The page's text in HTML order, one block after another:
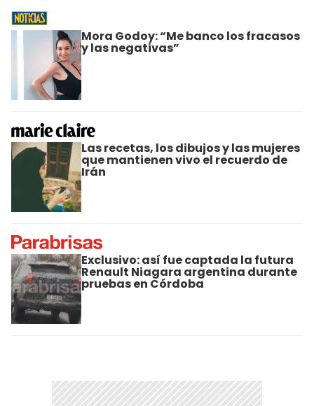
Mora Godoy: “Me banco los fracasos
y las negativas”
Las recetas, los dibujos y las mujeres
que mantienen vivo el recuerdo de
Irán
Exclusivo: así fue captada la futura
Renault Niagara argentina durante
pruebas en Córdoba